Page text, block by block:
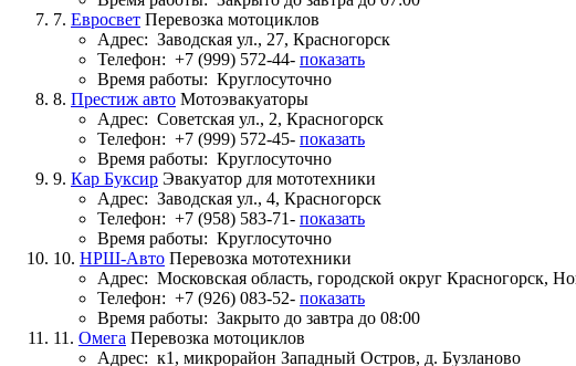
7. Евросвет Перевозка мотоциклов
Адрес: Заводская ул., 27, Красногорск
Телефон: +7 (999) 572-44- показать
Время работы: Круглосуточно
8. Престиж авто Мотоэвакуаторы
Адрес: Советская ул., 2, Красногорск
Телефон: +7 (999) 572-45- показать
Время работы: Круглосуточно
9. Кар Буксир Эвакуатор для мототехники
Адрес: Заводская ул., 4, Красногорск
Телефон: +7 (958) 583-71- показать
Время работы: Круглосуточно
10. НРШ-Авто Перевозка мототехники
Адрес: Московская область, городской округ Красногорск,
Телефон: +7 (926) 083-52- показать
Время работы: Закрыто до завтра до 08:00
11. Омега Перевозка мотоциклов
Адрес: к1, микрорайон Западный Остров, д. Бузланово